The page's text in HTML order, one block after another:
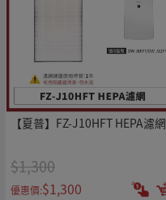
【夏普】FZ-J10HFT HEPA濾網
$1,300
優惠價:$1,300